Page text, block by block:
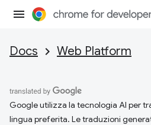
Docs Web Platform
Google utilizza la tecnologia AI per
lingua preferita. Le traduzioni